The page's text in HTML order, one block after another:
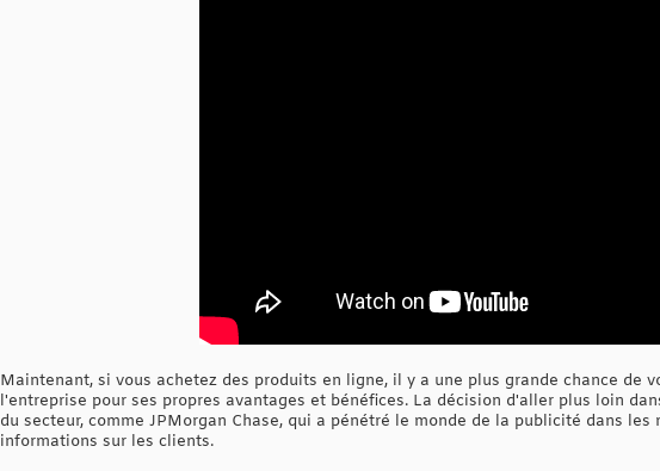
Maintenant, si vous achetez des produits en ligne, il y a une plus grande chance de
l'entreprise pour ses propres avantages et bénéfices. La décision d'aller plus loin
du secteur, comme JPMorgan Chase, qui a pénétré le monde de la publicité dans
informations sur les clients.